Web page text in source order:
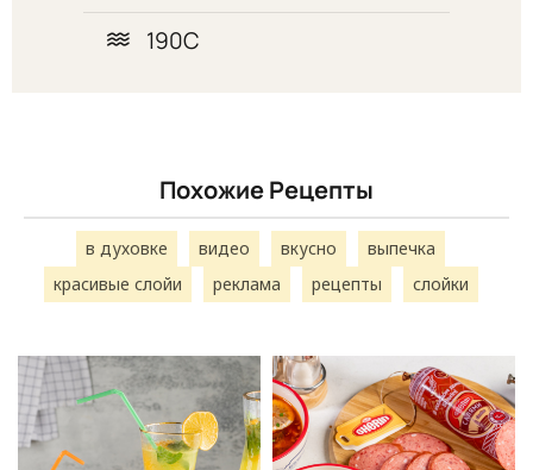
190С
Похожие Рецепты
в духовке видео вкусно
выпечка
красивые слойи
реклама рецепты слойки